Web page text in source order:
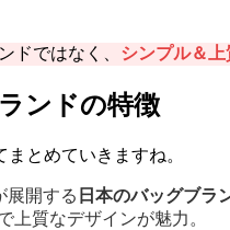
ドではなく、 シンプル＆
ンドの特徴
とめていきますね。
展開する 日本のバッグブラ
上質なデザインが魅力。